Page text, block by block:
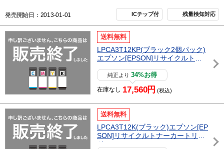
発売開始日：2013-01-01 ICチップ付 残量検知対応
送料無料
LPCA3T12KP(ブラック2個パック)
エプソン[EPSON]リサイクルトナ
純正より34%お得
在庫なし 17,560円 (税込)
送料無料
LPCA3T12K(ブラック)エプソン[EP
SON]リサイクルトナーカートリッ
ジ